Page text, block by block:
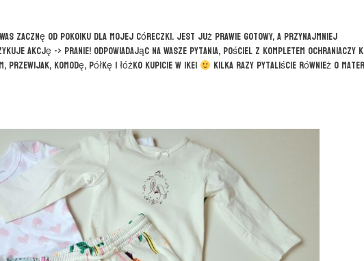
zacznę od pokoiku dla mojej córeczki. Jest już prawie gotowy, a przynajmniej
akcję -> pranie! Odpowiadając na Wasze pytania, pościel z kompletem ochraniaczy
przewijak, komodę, półkę i łóżko kupicie w Ikei
Kilka razy pytaliście również o